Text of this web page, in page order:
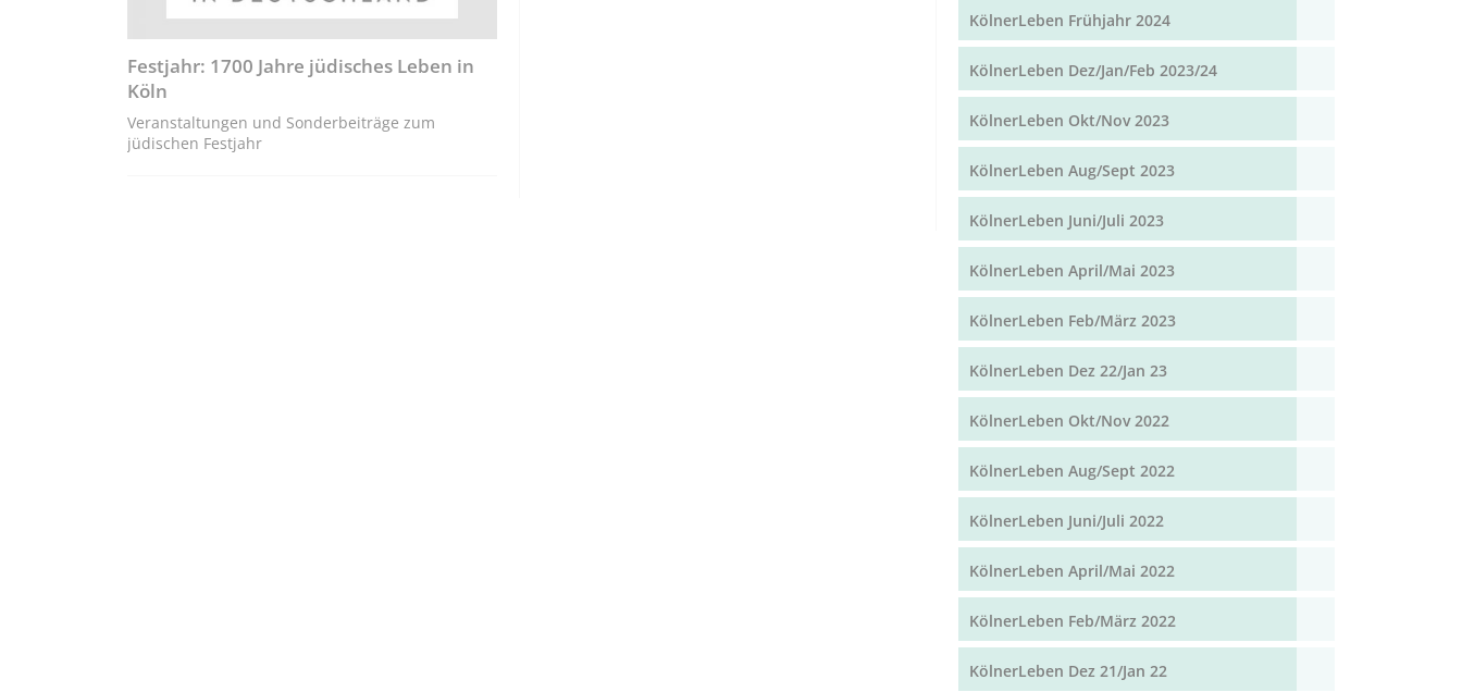
Festjahr: 1700 Jahre jüdisches Leben in
Köln
Veranstaltungen und Sonderbeiträge zum
jüdischen Festjahr
KölnerLeben Frühjahr 2024
KölnerLeben Dez/Jan/Feb 2023/24
KölnerLeben Okt/Nov 2023
KölnerLeben Aug/Sept 2023
KölnerLeben Juni/Juli 2023
KölnerLeben April/Mai 2023
KölnerLeben Feb/März 2023
KölnerLeben Dez 22/Jan 23
KölnerLeben Okt/Nov 2022
KölnerLeben Aug/Sept 2022
KölnerLeben Juni/Juli 2022
KölnerLeben April/Mai 2022
KölnerLeben Feb/März 2022
KölnerLeben Dez 21/Jan 22